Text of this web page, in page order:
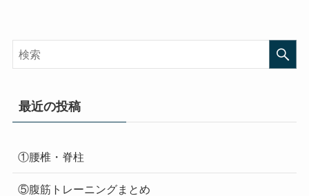
最近の投稿
①腰椎・脊柱
⑤腹筋トレーニングまとめ